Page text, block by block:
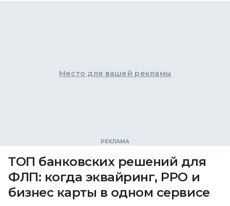
Место для вашей рекламы
ТОП банковских решений для
ФЛП: когда эквайринг, РРО и
бизнес карты в одном сервисе